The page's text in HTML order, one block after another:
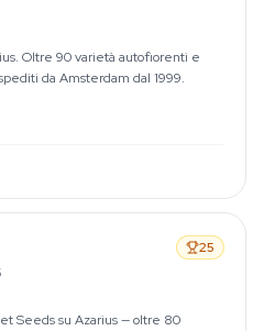
Oltre 90 varietà autofiorenti e
da Amsterdam dal 1999.
25
Seeds su Azarius — oltre 80